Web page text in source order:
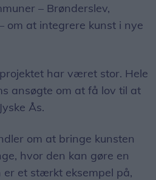
– Brønderslev,
om at integrere kunst i nye
har været stor. Hele
ansøgte om at få lov til at
Ås.
om at bringe kunsten
hvor den kan gøre en
er et stærkt eksempel på,